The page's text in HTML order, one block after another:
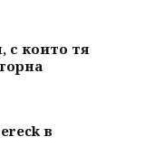
с които тя
в